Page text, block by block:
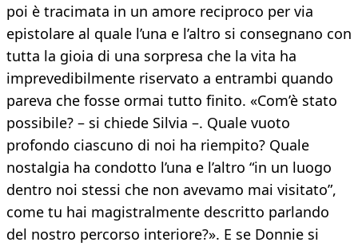
poi è tracimata in un amore reciproco per via
epistolare al quale l’una e l’altro si consegnano con
tutta la gioia di una sorpresa che la vita ha
imprevedibilmente riservato a entrambi quando
pareva che fosse ormai tutto finito. «Com’è stato
possibile? – si chiede Silvia –. Quale vuoto
profondo ciascuno di noi ha riempito? Quale
nostalgia ha condotto l’una e l’altro “in un luogo
dentro noi stessi che non avevamo mai visitato”,
come tu hai magistralmente descritto parlando
del nostro percorso interiore?». E se Donnie si